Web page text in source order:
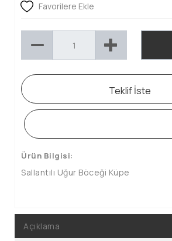
Favorilere Ekle
Teklif İste
Ürün Bilgisi:
Sallantılı Uğur Böceği Küpe
Açıklama